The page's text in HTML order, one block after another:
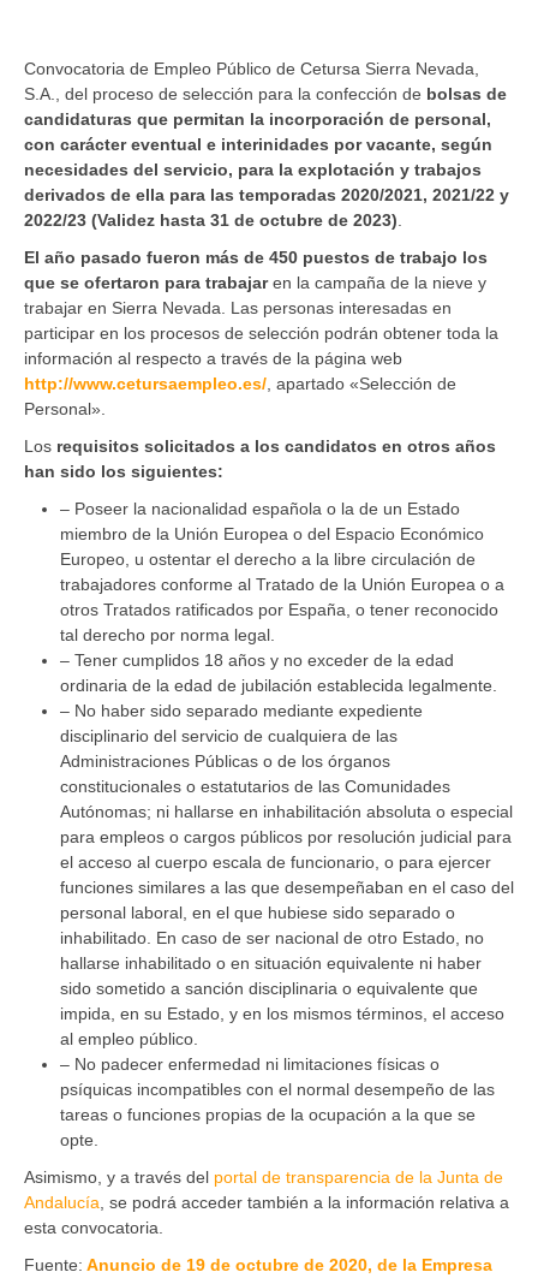
Convocatoria de Empleo Público de Cetursa Sierra Nevada,
S.A., del proceso de selección para la confección de bolsas de
candidaturas que permitan la incorporación de personal,
con carácter eventual e interinidades por vacante, según
necesidades del servicio, para la explotación y trabajos
derivados de ella para las temporadas 2020/2021, 2021/22 y
2022/23 (Validez hasta 31 de octubre de 2023)
El año pasado fueron más de 450 puestos de trabajo los
que se ofertaron para trabajaren la campaña de la nieve y
trabajar en Sierra Nevada. Las personas interesadas en
participar en los procesos de selección podrán obtener toda la
información al respecto a través de la página web
http://www.cetursaempleo.es/ , apartado «Selección de
Personal».
Los requisitos solicitados a los candidatos en otros años
han sido los siguientes:
– Poseer la nacionalidad española o la de un Estado
miembro de la Unión Europea o del Espacio Económico
Europeo, u ostentar el derecho a la libre circulación de
trabajadores conforme al Tratado de la Unión Europea o a
otros Tratados ratificados por España, o tener reconocido
tal derecho por norma legal.
– Tener cumplidos 18 años y no exceder de la edad
ordinaria de la edad de jubilación establecida legalmente.
– No haber sido separado mediante expediente
disciplinario del servicio de cualquiera de las
Administraciones Públicas o de los órganos
constitucionales o estatutarios de las Comunidades
Autónomas; ni hallarse en inhabilitación absoluta o especial
para empleos o cargos públicos por resolución judicial para
el acceso al cuerpo escala de funcionario, o para ejercer
funciones similares a las que desempeñaban en el caso del
personal laboral, en el que hubiese sido separado o
inhabilitado. En caso de ser nacional de otro Estado, no
hallarse inhabilitado o en situación equivalente ni haber
sido sometido a sanción disciplinaria o equivalente que
impida, en su Estado, y en los mismos términos, el acceso
al empleo público.
– No padecer enfermedad ni limitaciones físicas o
psíquicas incompatibles con el normal desempeño de las
tareas o funciones propias de la ocupación a la que se
opte.
Asimismo, y a través del portal de transparencia de la Junta de
Andalucía , se podrá acceder también a la información relativa a
esta convocatoria.
Fuente: Anuncio de 19 de octubre de 2020, de la Empresa